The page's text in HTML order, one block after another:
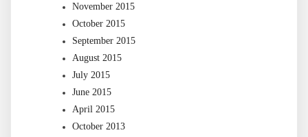
November 2015
October 2015
September 2015
August 2015
July 2015
June 2015
April 2015
October 2013